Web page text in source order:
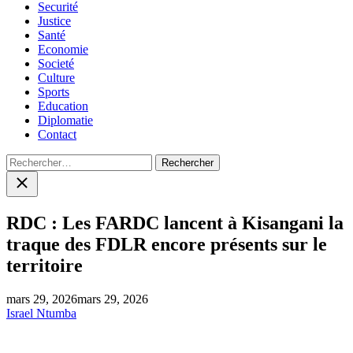
Securité
Justice
Santé
Economie
Societé
Culture
Sports
Education
Diplomatie
Contact
Rechercher :
Close
search
RDC : Les FARDC lancent à Kisangani la
traque des FDLR encore présents sur le
territoire
mars 29, 2026mars 29, 2026
Israel Ntumba